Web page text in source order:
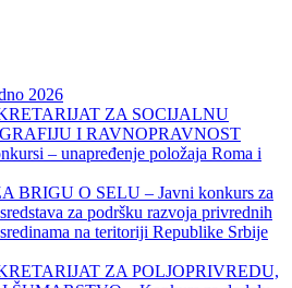
2026
ZA SOCIJALNU
I RAVNOPRAVNOST
– unapređenje položaja Roma i
BRIGU O SELU – Javni konkurs za
za podršku razvoja privrednih
na teritoriji Republike Srbije
ZA POLJOPRIVREDU,